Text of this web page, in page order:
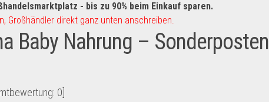
- bis zu 90% beim Einkauf sparen.
Großhändler direkt ganz unten anschreiben.
Baby Nahrung – Sonderposten
0